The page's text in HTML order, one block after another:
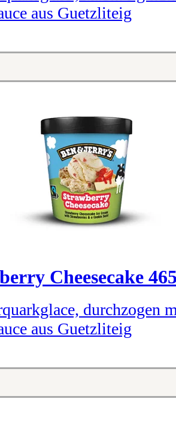
aus Guetzliteig
Cheesecake
durchzogen
aus Guetzliteig